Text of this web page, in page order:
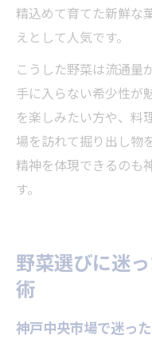
精込めて育てた新鮮な
えとして人気です。
こうした野菜は流通量
手に入らない希少性が
を楽しみたい方や、料
場を訪れて掘り出し物
精神を体現できるのも
す。
野菜選びに迷
術
神戸中央市場で迷っ